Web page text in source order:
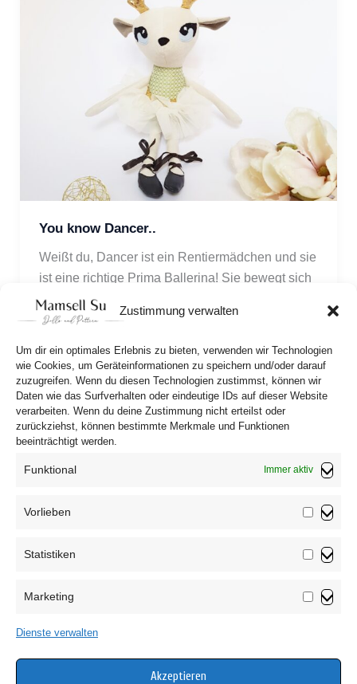
Zustimmung verwalten
Um dir ein optimales Erlebnis zu bieten, verwenden wir Technologien
wie Cookies, um Geräteinformationen zu speichern und/oder darauf
zuzugreifen. Wenn du diesen Technologien zustimmst, können wir
Daten wie das Surfverhalten oder eindeutige IDs auf dieser Website
verarbeiten. Wenn du deine Zustimmung nicht erteilst oder
zurückziehst, können bestimmte Merkmale und Funktionen
beeinträchtigt werden.
Funktional Immer aktiv
Vorlieben
Statistiken
Marketing
Dienste verwalten
Akzeptieren
You know Dancer..
Weißt du, Dancer ist ein Rentiermädchen und sie
ist eine richtige Prima Ballerina! Sie bewegt sich
wie eine Elfe und sie kennt den
Weihnachtsmann!
Cookie-Richtlinie (EU)